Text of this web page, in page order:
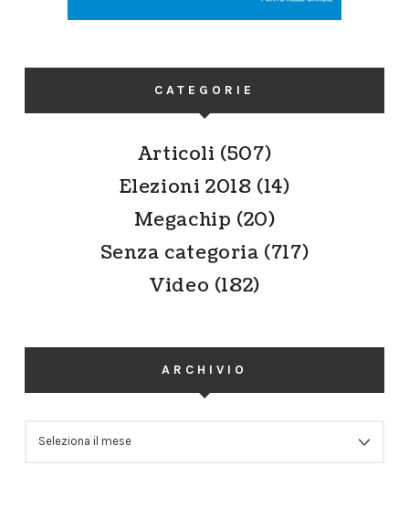
CATEGORIE
Articoli (507)
Elezioni 2018 (14)
Megachip (20)
Senza categoria (717)
Video (182)
ARCHIVIO